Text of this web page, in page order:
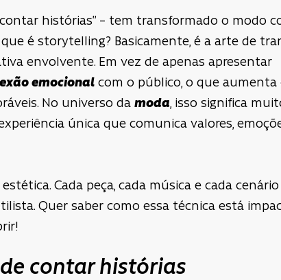
histórias” – tem transformado o modo
é storytelling? Basicamente, é a arte de
envolvente. Em vez de apenas apresentar
emocional com o público, o que aumenta
No universo da moda, isso significa
única que comunica valores,
Cada peça, cada música e cada
Quer saber como essa técnica está
contar histórias